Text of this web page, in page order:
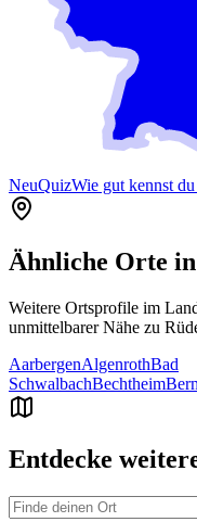
NeuQuizWie gut kennst
Ähnliche Orte
Weitere Ortsprofile im
unmittelbarer Nähe zu
AarbergenAlgenrothBad
SchwalbachBechtheim
Entdecke